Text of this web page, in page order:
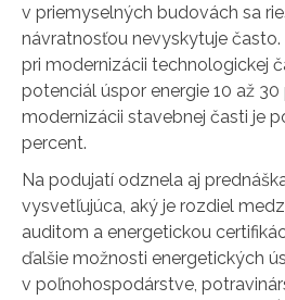
v priemyselných budovách sa
návratnosťou nevyskytuje
pri modernizácii technologickej
potenciál úspor energie 10 až 30
modernizácii stavebnej časti je
percent.
Na podujatí odznela aj
vysvetľujúca, aký je rozdiel
auditom a energetickou
ďalšie možnosti energetických
v poľnohospodárstve,